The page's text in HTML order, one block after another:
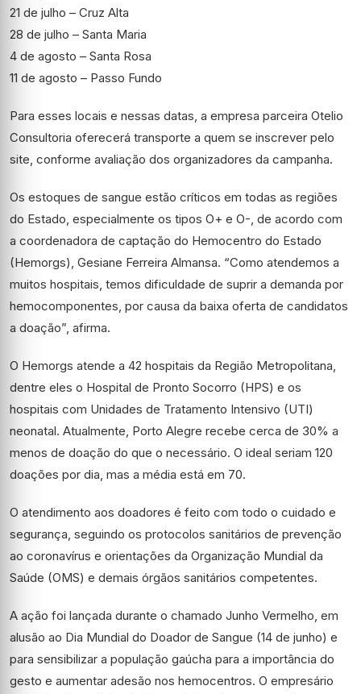
21 de julho – Cruz Alta
28 de julho – Santa Maria
4 de agosto – Santa Rosa
11 de agosto – Passo Fundo
Para esses locais e nessas datas, a empresa parceira Otelio
Consultoria oferecerá transporte a quem se inscrever pelo
site, conforme avaliação dos organizadores da campanha.
Os estoques de sangue estão críticos em todas as regiões
do Estado, especialmente os tipos O+ e O-, de acordo com
a coordenadora de captação do Hemocentro do Estado
(Hemorgs), Gesiane Ferreira Almansa. “Como atendemos a
muitos hospitais, temos dificuldade de suprir a demanda por
hemocomponentes, por causa da baixa oferta de candidatos
a doação”, afirma.
O Hemorgs atende a 42 hospitais da Região Metropolitana,
dentre eles o Hospital de Pronto Socorro (HPS) e os
hospitais com Unidades de Tratamento Intensivo (UTI)
neonatal. Atualmente, Porto Alegre recebe cerca de 30% a
menos de doação do que o necessário. O ideal seriam 120
doações por dia, mas a média está em 70.
O atendimento aos doadores é feito com todo o cuidado e
segurança, seguindo os protocolos sanitários de prevenção
ao coronavírus e orientações da Organização Mundial da
Saúde (OMS) e demais órgãos sanitários competentes.
A ação foi lançada durante o chamado Junho Vermelho, em
alusão ao Dia Mundial do Doador de Sangue (14 de junho) e
para sensibilizar a população gaúcha para a importância do
gesto e aumentar adesão nos hemocentros. O empresário